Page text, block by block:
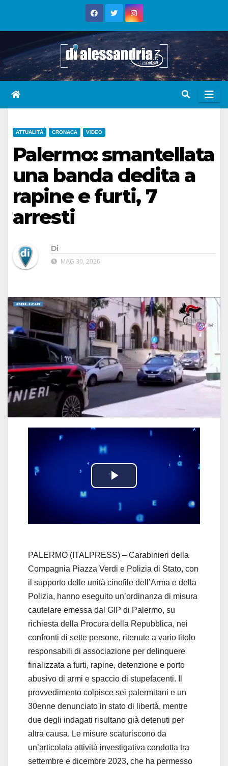
ATTUALITÀ CRONACA VIDEO
Palermo: smantellata
una banda dedita a
rapine e furti, 7
arresti
Di
MAG 30, 2026
P
l
y
V
i
d
e
o
PALERMO (ITALPRESS) – Carabinieri della
Compagnia Piazza Verdi e Polizia di Stato, con
il supporto delle unità cinofile dell’Arma e della
Polizia, hanno eseguito un’ordinanza di misura
cautelare emessa dal GIP di Palermo, su
richiesta della Procura della Repubblica, nei
confronti di sette persone, ritenute a vario titolo
responsabili di associazione per delinquere
finalizzata a furti, rapine, detenzione e porto
abusivo di armi e spaccio di stupefacenti. Il
provvedimento colpisce sei palermitani e un
30enne denunciato in stato di libertà, mentre
due degli indagati risultano già detenuti per
altra causa. Le misure scaturiscono da
un’articolata attività investigativa condotta tra
settembre e dicembre 2023, che ha permesso